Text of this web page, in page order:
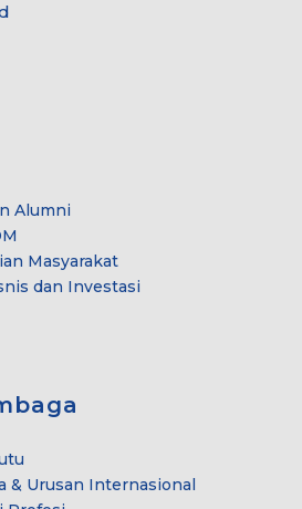
Alumni
Masyarakat
dan Investasi
& Urusan Internasional